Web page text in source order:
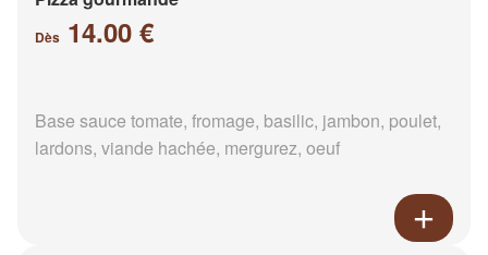
Dès 14.00 €
Base sauce tomate, fromage, basilic, jambon, poulet,
lardons, viande hachée, mergurez, oeuf